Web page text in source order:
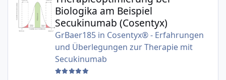
Biologika am Beispiel
Secukinumab (Cosentyx)
GrBaer185in Cosentyx® - Erfahrungen
und Überlegungen zur Therapie mit
Secukinumab